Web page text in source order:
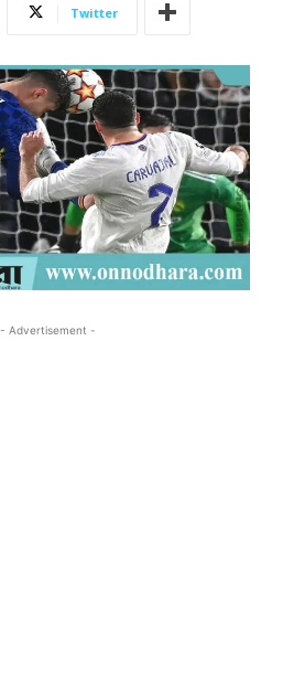
Twitter
- Advertisement -